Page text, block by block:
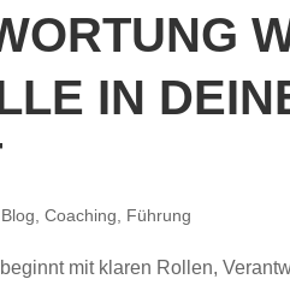
IN
Blog ,Coaching Führung
mit klaren Rollen,